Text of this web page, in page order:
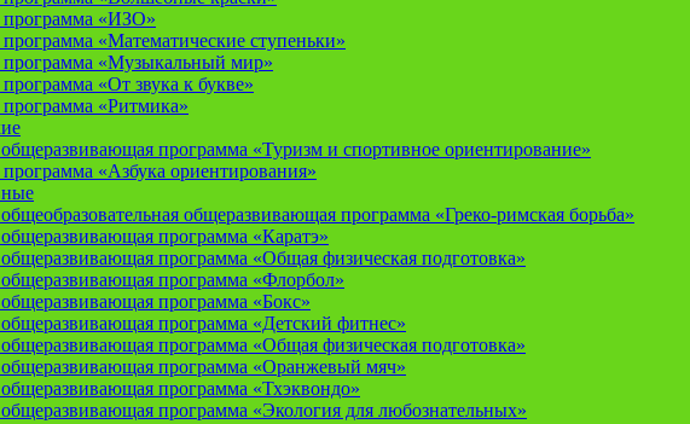
программа «ИЗО»
программа «Математические ступеньки»
программа «Музыкальный мир»
«От звука к букве»
программа «Ритмика»
программа «Туризм и спортивное ориентирование»
программа «Азбука ориентирования»
общеразвивающая программа «Греко-римская борьба»
программа «Каратэ»
программа «Общая физическая подготовка»
программа «Флорбол»
программа «Бокс»
программа «Детский фитнес»
программа «Общая физическая подготовка»
программа «Оранжевый мяч»
программа «Тхэквондо»
программа «Экология для любознательных»